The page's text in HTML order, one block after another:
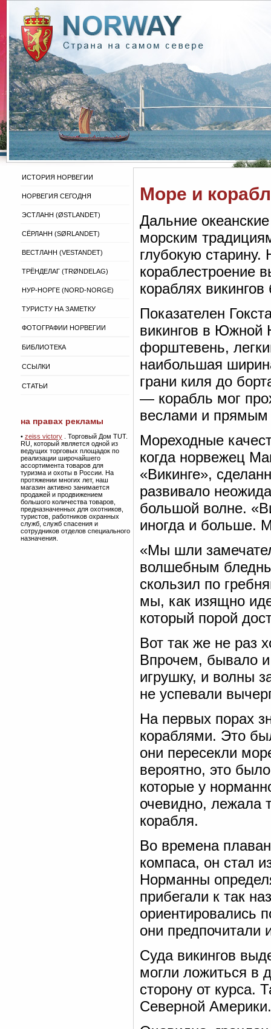
ИСТОРИЯ НОРВЕГИИ
НОРВЕГИЯ СЕГОДНЯ
ЭСТЛАНН (ØSTLANDET)
СЁРЛАНН (SØRLANDET)
ВЕСТЛАНН (VESTANDET)
ТРЁНДЕЛАГ (TRØNDELAG)
НУР-НОРГЕ (NORD-NORGE)
ТУРИСТУ НА ЗАМЕТКУ
ФОТОГРАФИИ НОРВЕГИИ
БИБЛИОТЕКА
ССЫЛКИ
СТАТЬИ
на правах рекламы
• zeiss victory . Торговый Дом TUT.
RU, который является одной из
ведущих торговых площадок по
реализации широчайшего
ассортимента товаров для
туризма и охоты в России. На
протяжении многих лет, наш
магазин активно занимается
продажей и продвижением
большого количества товаров,
предназначенных для охотников,
туристов, работников охранных
служб, служб спасения и
сотрудников отделов специального
назначения.
Море и
Дальние
морским
глубокую
кораблестроение
кораблях
Показателен
викингов в Южной
форштевень,
наибольшая
грани киля до
— корабль мог
веслами и прямым
Мореходные
когда норвежец
«Викинге»,
развивало
большой волне.
иногда и больше.
«Мы шли
волшебным
скользил по
мы, как изящно
который порой
Вот так же не раз
Впрочем, бывало и
игрушку, и волны
не успевали
На первых порах
кораблями. Это
они пересекли
вероятно, это
которые у
очевидно, лежала
корабля.
Во времена
компаса, он стал
Норманны
прибегали к так
ориентировались
они предпочитали
Суда викингов
могли ложиться в
сторону от курса.
Северной Америки.